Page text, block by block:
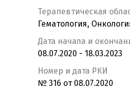
Терапевтическая
Гематология,
Дата начала и
08.07.2020 - 18.03.2023
Номер и дата РКИ
№ 316 от 08.07.2020